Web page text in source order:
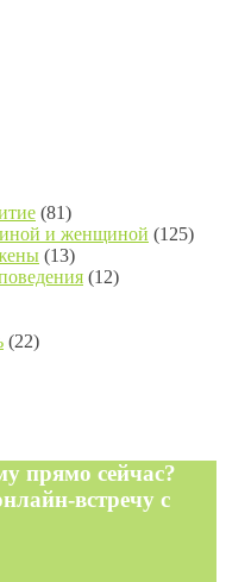
(81)
и женщиной (125)
(13)
(12)
(22)
прямо сейчас?
встречу с